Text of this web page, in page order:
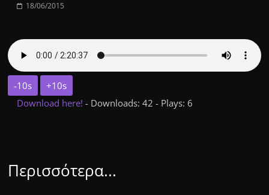
18/06/2015
-10s
+10s
Download here!- Downloads: 42 - Plays: 6
Περισσότερα...